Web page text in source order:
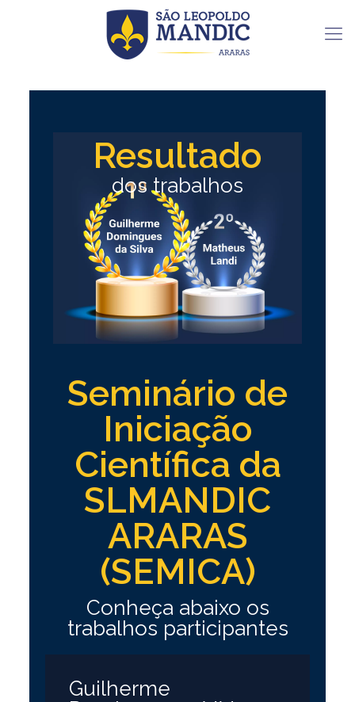
Resultado
dos trabalhos
Seminário de
Iniciação
Científica da
SLMANDIC
ARARAS
(SEMICA)
Conheça abaixo os
trabalhos participantes
Guilherme